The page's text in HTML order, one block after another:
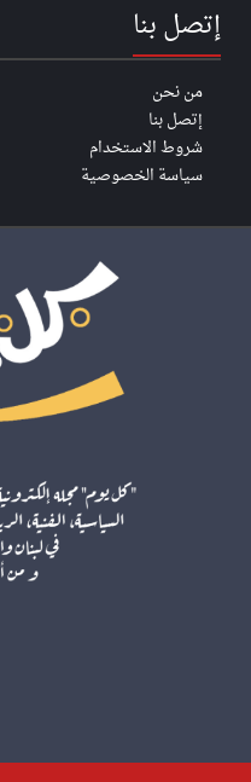
إتصل بنا
من نحن
إتصل بنا
شروط الاستخدام
سياسة الخصوصية